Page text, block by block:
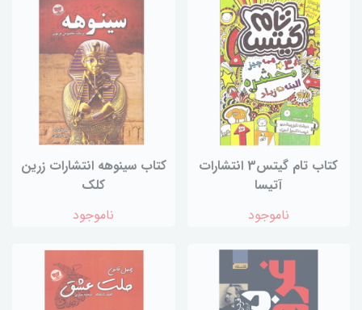
کتاب تام‌ گیتس3 انتشارات‌
آتیسا
ناموجود
کتاب سینوهه انتشارات زرین‌
کلک
ناموجود